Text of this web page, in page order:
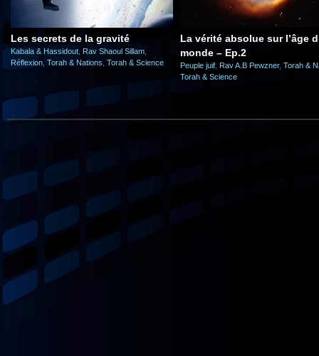
Les secrets de la gravité
Kabala & Hassidout Rav Shaoul Sillam
Réflexion Torah & Nations Torah & Science
La vérité absolue sur l’âge
monde – Ep.2
Peuple juif Rav A.B Pewzner, Torah &
Torah & Science